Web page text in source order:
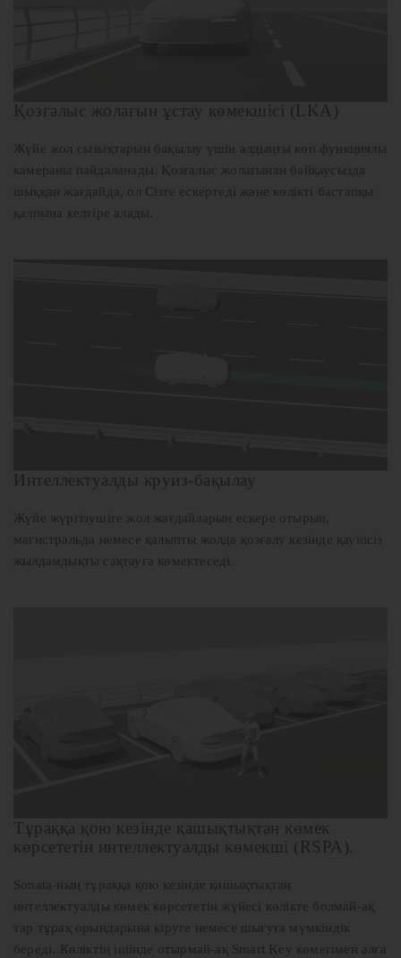
Қозғалыс жолағын ұстау көмекшісі (LKA)
Жүйе жол сызықтарын бақылау үшін алдыңғы көп функциялы
камераны пайдаланады. Қозғалыс жолағынан байқаусызда
шыққан жағдайда, ол Сізге ескертеді және көлікті бастапқы
қалпына келтіре алады.
Интеллектуалды круиз-бақылау
Жүйе жүргізушіге жол жағдайларын ескере отырып,
магистральда немесе қалыпты жолда қозғалу кезінде қауіпсіз
жылдамдықты сақтауға көмектеседі.
Тұраққа қою кезінде қашықтықтан көмек
көрсететін интеллектуалды көмекші (RSPA).
Sonata-ның тұраққа қою кезінде қашықтықтан
интеллектуалды көмек көрсететін жүйесі көлікте болмай-ақ
тар тұрақ орындарына кіруге немесе шығуға мүмкіндік
береді. Көліктің ішінде отырмай-ақ Smart Key көмегімен алға